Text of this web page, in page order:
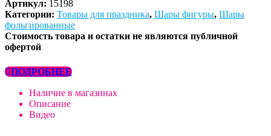
Артикул: 15198
Категории: Товары для праздника, Шары фигуры, Шары
фольгированные
Стоимость товара и остатки не являются публичной
офертой
ПОДРОБНЕЕ
Наличие в магазинах
Описание
Видео